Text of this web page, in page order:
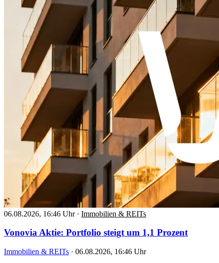
06.08.2026, 16:46 Uhr · Immobilien & REITs
Vonovia Aktie: Portfolio steigt um 1,1 Prozent
Immobilien & REITs · 06.08.2026, 16:46 Uhr